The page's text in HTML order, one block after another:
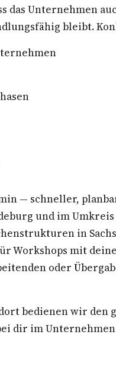
das Unternehmen
bleibt.
— schneller,
und im
in
Workshops mit
oder
bedienen wir den
dir im